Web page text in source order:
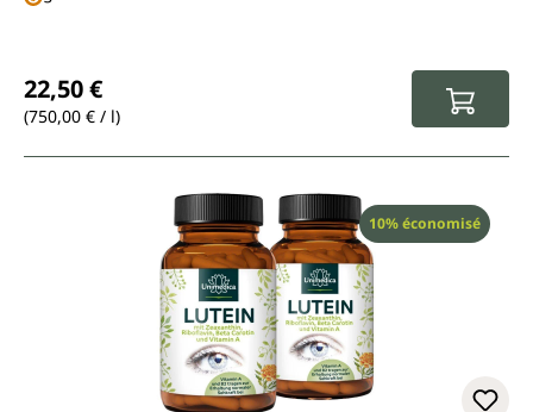
22,50 €
(750,00 € / l)
Réduction
10% économisé